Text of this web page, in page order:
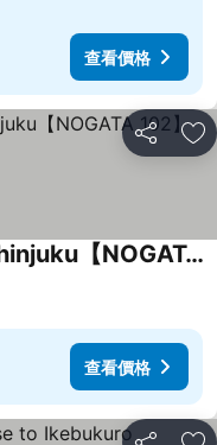
查看價格
分享 加
Clean & Convenient Near Shinjuku【NOGATA 102】
查看價格